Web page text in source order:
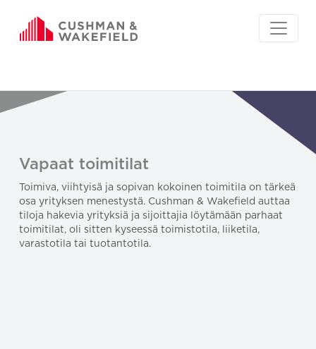
Vapaat toimitilat
Toimiva, viihtyisä ja sopivan kokoinen toimitila on tärkeä
osa yrityksen menestystä. Cushman & Wakefield auttaa
tiloja hakevia yrityksiä ja sijoittajia löytämään parhaat
toimitilat, oli sitten kyseessä toimistotila, liiketila,
varastotila tai tuotantotila.